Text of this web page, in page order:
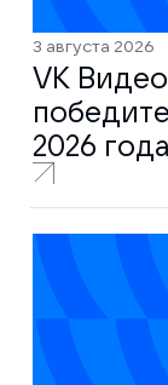
3 августа 2026
VK
2026 года